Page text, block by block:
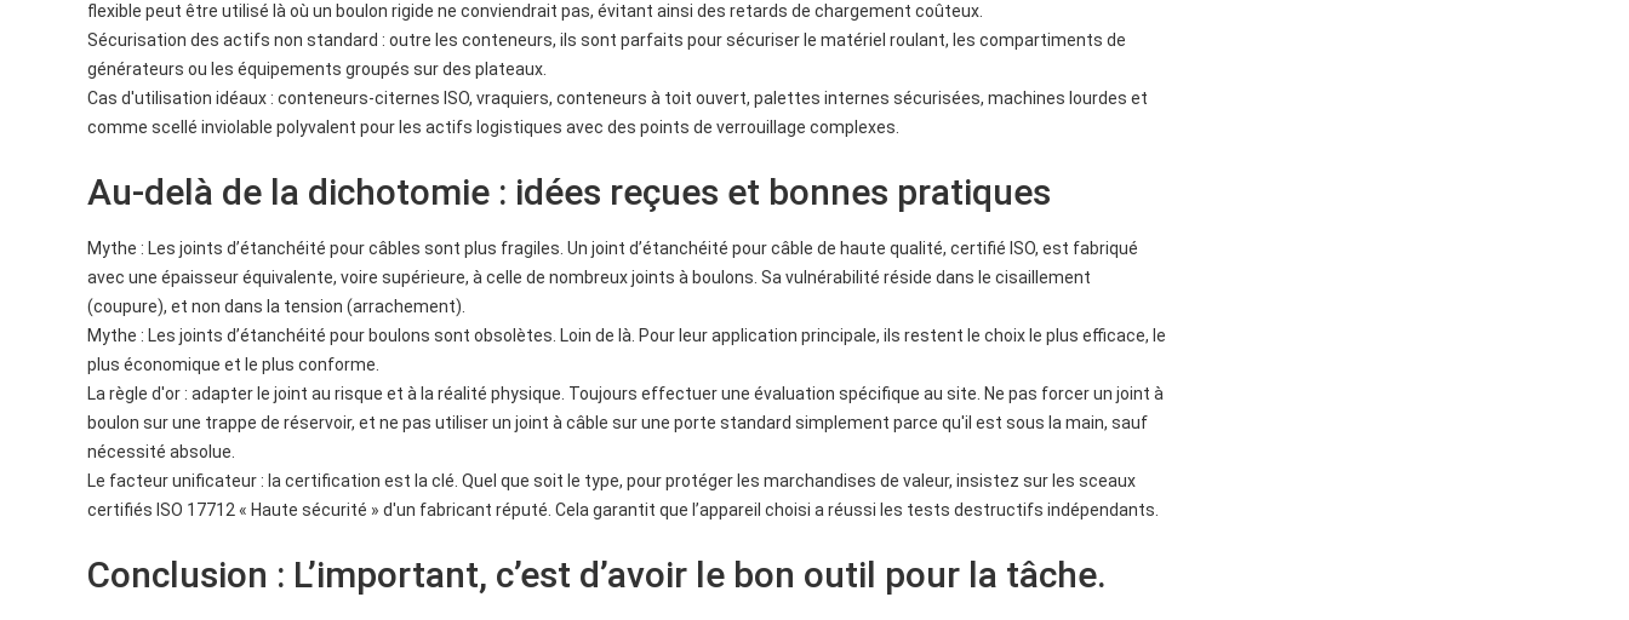
flexible peut être utilisé là où un boulon rigide ne conviendrait pas, évitant ainsi des retards de chargement coûteux.
Sécurisation des actifs non standard : outre les conteneurs, ils sont parfaits pour sécuriser le matériel roulant, les compartiments de
générateurs ou les équipements groupés sur des plateaux.
Cas d'utilisation idéaux : conteneurs-citernes ISO, vraquiers, conteneurs à toit ouvert, palettes internes sécurisées, machines lourdes et
comme scellé inviolable polyvalent pour les actifs logistiques avec des points de verrouillage complexes.
Au-delà de la dichotomie : idées reçues et bonnes pratiques
Mythe : Les joints d’étanchéité pour câbles sont plus fragiles. Un joint d’étanchéité pour câble de haute qualité, certifié ISO, est fabriqué
avec une épaisseur équivalente, voire supérieure, à celle de nombreux joints à boulons. Sa vulnérabilité réside dans le cisaillement
(coupure), et non dans la tension (arrachement).
Mythe : Les joints d’étanchéité pour boulons sont obsolètes. Loin de là. Pour leur application principale, ils restent le choix le plus efficace, le
plus économique et le plus conforme.
La règle d'or : adapter le joint au risque et à la réalité physique. Toujours effectuer une évaluation spécifique au site. Ne pas forcer un joint à
boulon sur une trappe de réservoir, et ne pas utiliser un joint à câble sur une porte standard simplement parce qu'il est sous la main, sauf
nécessité absolue.
Le facteur unificateur : la certification est la clé. Quel que soit le type, pour protéger les marchandises de valeur, insistez sur les sceaux
certifiés ISO 17712 « Haute sécurité » d'un fabricant réputé. Cela garantit que l’appareil choisi a réussi les tests destructifs indépendants.
Conclusion : L’important, c’est d’avoir le bon outil pour la tâche.